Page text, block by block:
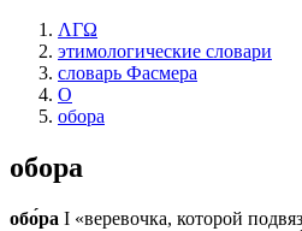
ΛΓΩ
этимологические словари
словарь Фасмера
О
обора
обора
обо́ра I «веревочка, которой